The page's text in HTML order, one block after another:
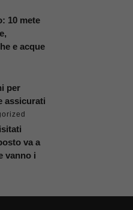
10 mete
e acque
per
assicurati
va a
vanno i